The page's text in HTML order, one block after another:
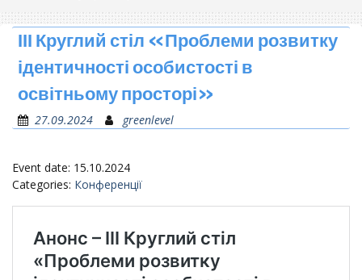
ІІІ Круглий стіл «Проблеми розвитку
ідентичності особистості в
освітньому просторі»
27.09.2024 greenlevel
Event date: 15.10.2024
Categories: Конференції